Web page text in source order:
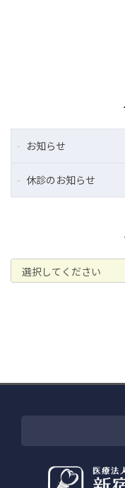
お知らせ
休診のお知らせ